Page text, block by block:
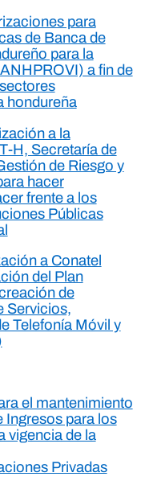
para
de Banca de
para la
a fin de
hondureña
a la
H, Secretaría de
de Riesgo y
hacer
frente a los
Públicas
a Conatel
del Plan
de
Servicios,
Telefonía Móvil y
el mantenimiento
Ingresos para los
vigencia de la
Privadas